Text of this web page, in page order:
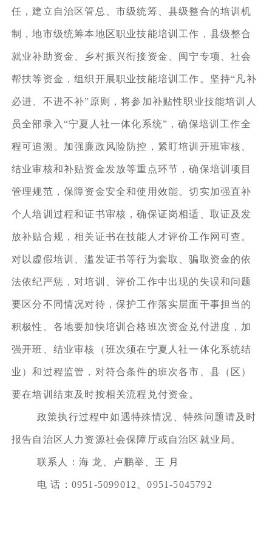
任，建立自治区管总、市级统筹、县级整合的培训机
制，地市级统筹本地区职业技能培训工作，县级整合
就业补助资金、乡村振兴衔接资金、闽宁专项、社会
帮扶等资金，组织开展职业技能培训工作。坚持“凡补
必进、不进不补”原则，将参加补贴性职业技能培训人
员全部录入“宁夏人社一体化系统”，确保培训工作全
程可追溯。加强廉政风险防控，紧盯培训开班审核、
结业审核和补贴资金发放等重点环节，确保培训项目
管理规范，保障资金安全和使用效能。切实加强直补
个人培训过程和证书审核，确保证岗相适、取证及发
放补贴合规，相关证书在技能人才评价工作网可查。
对以虚假培训、滥发证书等行为套取、骗取资金的依
法依纪严惩，对培训、评价工作中出现的失误和问题
要区分不同情况对待，保护工作落实层面干事担当的
积极性。各地要加快培训合格班次资金兑付进度，加
强开班、结业审核（班次须在宁夏人社一体化系统结
业）和过程监管，对符合条件的班次各市、县（区）
要在培训结束及时按相关流程兑付资金。
政策执行过程中如遇特殊情况、特殊问题请及时
报告自治区人力资源社会保障厅或自治区就业局。
联系人：海 龙、卢鹏举、王 月
电 话：0951-5099012、0951-5045792